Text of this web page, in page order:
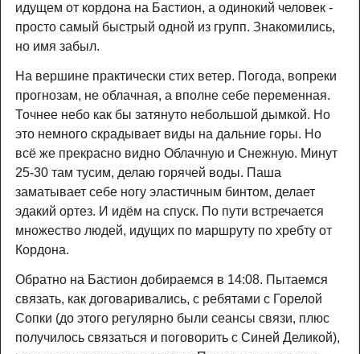
идущем от кордона на Бастион, а одинокий человек -
просто самый быстрый одной из групп. Знакомились,
но имя забыл.
На вершине практически стих ветер. Погода, вопреки
прогнозам, не облачная, а вполне себе переменная.
Точнее небо как бы затянуто небольшой дымкой. Но
это немного скрадывает виды на дальние горы. Но
всё же прекрасно видно Облачную и Снежную. Минут
25-30 там тусим, делаю горячей воды. Паша
заматывает себе ногу эластичным бинтом, делает
эдакий ортез. И идём на спуск. По пути встречается
множество людей, идущих по маршруту по хребту от
Кордона.
Обратно на Бастион добираемся в 14:08. Пытаемся
связать, как договаривались, с ребятами с Горелой
Сопки (до этого регулярно были сеансы связи, плюс
получилось связаться и поговорить с Синей Деликой),